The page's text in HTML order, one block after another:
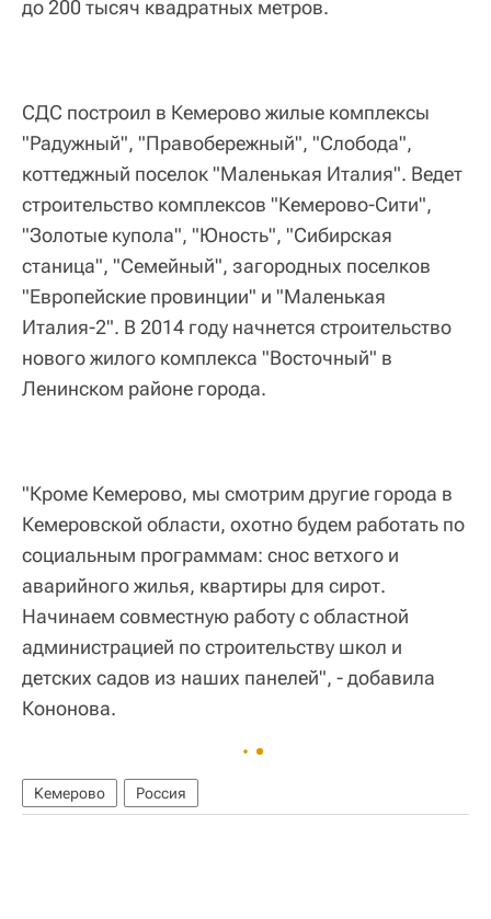
до 200 тысяч квадратных метров.
СДС построил в Кемерово жилые комплексы
"Радужный", "Правобережный", "Слобода",
коттеджный поселок "Маленькая Италия". Ведет
строительство комплексов "Кемерово-Сити",
"Золотые купола", "Юность", "Сибирская
станица", "Семейный", загородных поселков
"Европейские провинции" и "Маленькая
Италия-2". В 2014 году начнется строительство
нового жилого комплекса "Восточный" в
Ленинском районе города.
"Кроме Кемерово, мы смотрим другие города в
Кемеровской области, охотно будем работать по
социальным программам: снос ветхого и
аварийного жилья, квартиры для сирот.
Начинаем совместную работу с областной
администрацией по строительству школ и
детских садов из наших панелей", - добавила
Кононова.
Кемерово Россия